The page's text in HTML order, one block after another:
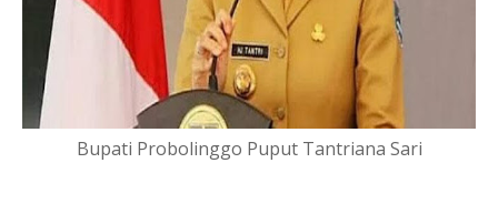
Bupati Probolinggo Puput Tantriana Sari